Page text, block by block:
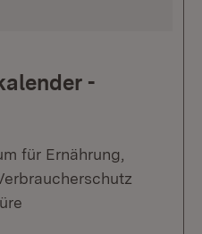
-
für Ernährung,